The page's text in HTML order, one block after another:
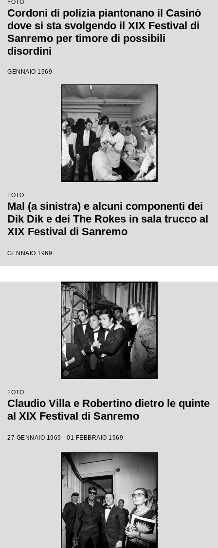
FOTO
Cordoni di polizia piantonano il Casinò
dove si sta svolgendo il XIX Festival di
Sanremo per timore di possibili
disordini
GENNAIO 1969
FOTO
Mal (a sinistra) e alcuni componenti dei
Dik Dik e dei The Rokes in sala trucco al
XIX Festival di Sanremo
GENNAIO 1969
FOTO
Claudio Villa e Robertino dietro le quinte
al XIX Festival di Sanremo
27 GENNAIO 1969 - 01 FEBBRAIO 1969